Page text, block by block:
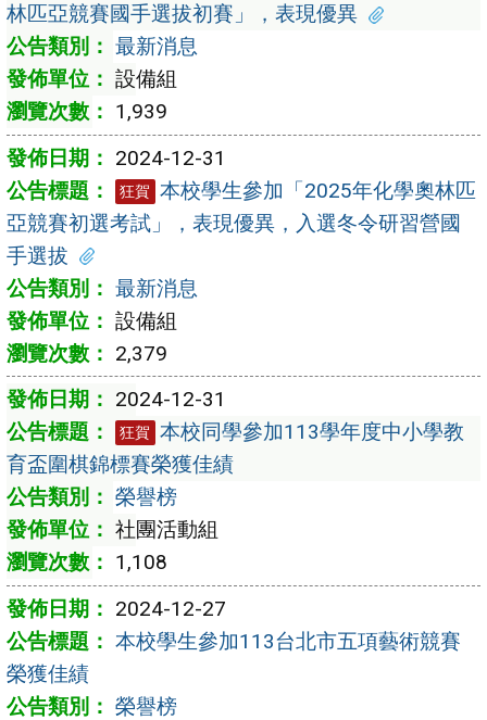
林匹亞競賽國手選拔初賽」，表現優異
最新消息
設備組
1,939
2024-12-31
狂賀 本校學生參加「2025年化學奧林匹
亞競賽初選考試」，表現優異，入選冬令研習營國
手選拔
最新消息
設備組
2,379
2024-12-31
狂賀 本校同學參加113學年度中小學教
育盃圍棋錦標賽榮獲佳績
榮譽榜
社團活動組
1,108
2024-12-27
本校學生參加113台北市五項藝術競賽
榮獲佳績
榮譽榜